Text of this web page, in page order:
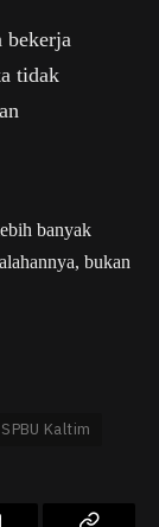
bekerja
tidak
banyak
bukan
SPBU Kaltim